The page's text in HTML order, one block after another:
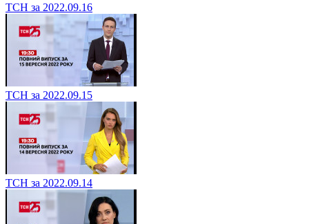
ТСН за 2022.09.16
ТСН за 2022.09.15
ТСН за 2022.09.14